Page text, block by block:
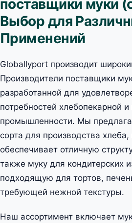
поставщики муки
Выбор для
Применений
Globallyport производит
Производители поставщики
разработанной для
потребностей хлебопекарной и
промышленности. Мы
сорта для производства хлеба,
обеспечивает отличную
также муку для кондитерских
подходящую для тортов,
требующей нежной текстуры.
Наш ассортимент включает